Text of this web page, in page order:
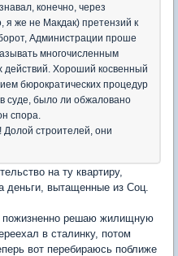
конечно, через
я же не Макдак) претензий к
Администрации проше
многочисленным
действий. Хороший косвенный
бюрократических процедур
суде, было ли обжаловано
спора.
Долой строителей, они
на ту квартиру,
деньги, вытащенные из Соц.
пожизненно решаю жилищную
в сталинку, потом
вот перебираюсь поближе